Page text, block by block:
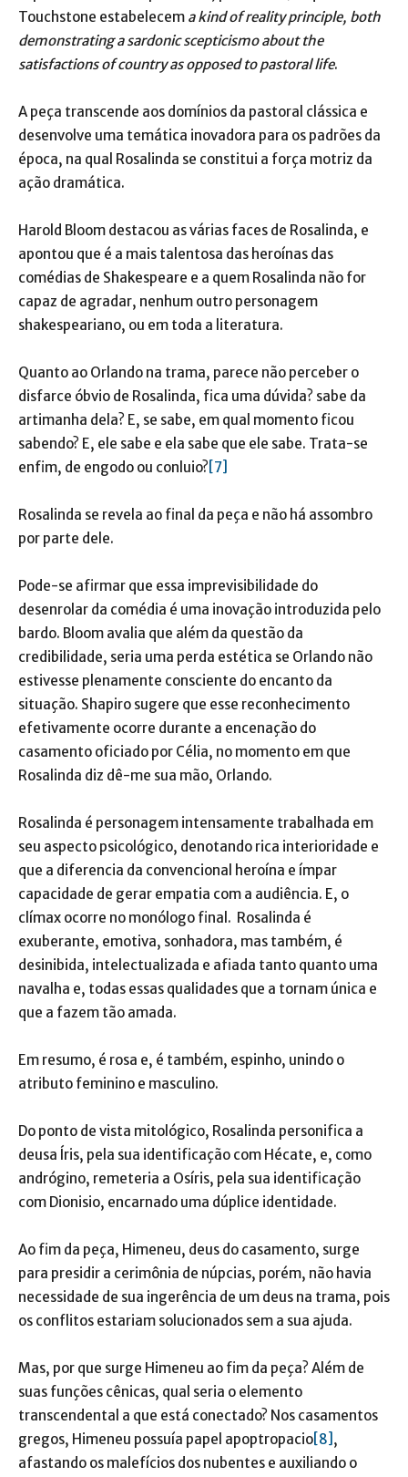
Touchstone estabelecem a kind of reality principle, both
demonstrating a sardonic scepticismo about the
satisfactions of country as opposed to pastoral life.
A peça transcende aos domínios da pastoral clássica e
desenvolve uma temática inovadora para os padrões da
época, na qual Rosalinda se constitui a força motriz da
ação dramática.
Harold Bloom destacou as várias faces de Rosalinda, e
apontou que é a mais talentosa das heroínas das
comédias de Shakespeare e a quem Rosalinda não for
capaz de agradar, nenhum outro personagem
shakespeariano, ou em toda a literatura.
Quanto ao Orlando na trama, parece não perceber o
disfarce óbvio de Rosalinda, fica uma dúvida? sabe da
artimanha dela? E, se sabe, em qual momento ficou
sabendo? E, ele sabe e ela sabe que ele sabe. Trata-se
enfim, de engodo ou conluio? [7]
Rosalinda se revela ao final da peça e não há assombro
por parte dele.
Pode-se afirmar que essa imprevisibilidade do
desenrolar da comédia é uma inovação introduzida pelo
bardo. Bloom avalia que além da questão da
credibilidade, seria uma perda estética se Orlando não
estivesse plenamente consciente do encanto da
situação. Shapiro sugere que esse reconhecimento
efetivamente ocorre durante a encenação do
casamento oficiado por Célia, no momento em que
Rosalinda diz dê-me sua mão, Orlando.
Rosalinda é personagem intensamente trabalhada em
seu aspecto psicológico, denotando rica interioridade e
que a diferencia da convencional heroína e ímpar
capacidade de gerar empatia com a audiência. E, o
clímax ocorre no monólogo final. Rosalinda é
exuberante, emotiva, sonhadora, mas também, é
desinibida, intelectualizada e afiada tanto quanto uma
navalha e, todas essas qualidades que a tornam única e
que a fazem tão amada.
Em resumo, é rosa e, é também, espinho, unindo o
atributo feminino e masculino.
Do ponto de vista mitológico, Rosalinda personifica a
deusa Íris, pela sua identificação com Hécate, e, como
andrógino, remeteria a Osíris, pela sua identificação
com Dionisio, encarnado uma dúplice identidade.
Ao fim da peça, Himeneu, deus do casamento, surge
para presidir a cerimônia de núpcias, porém, não havia
necessidade de sua ingerência de um deus na trama, pois
os conflitos estariam solucionados sem a sua ajuda.
Mas, por que surge Himeneu ao fim da peça? Além de
suas funções cênicas, qual seria o elemento
transcendental a que está conectado? Nos casamentos
gregos, Himeneu possuía papel apoptropacio [8] ,
afastando os malefícios dos nubentes e auxiliando o